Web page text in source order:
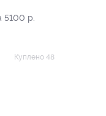
5100 р.
Куплено 48